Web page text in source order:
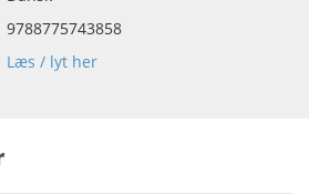
9788775743858
Læs / lyt her